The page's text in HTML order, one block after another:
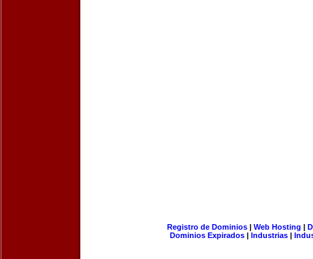
Registro de Dominios| Web Hosting |
Dominios Expirados | Industrias |